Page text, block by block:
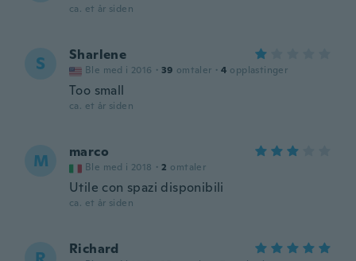
ca. et år siden
S Sharlene
Ble med i 2016 · 39 omtaler · 4 opplastinger
Too small
ca. et år siden
M marco
Ble med i 2018 · 2 omtaler
Utile con spazi disponibili
ca. et år siden
Richard